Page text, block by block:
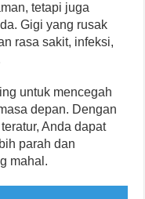
tetapi juga
Gigi yang rusak
rasa sakit, infeksi,
untuk mencegah
depan. Dengan
Anda dapat
parah dan
mahal.